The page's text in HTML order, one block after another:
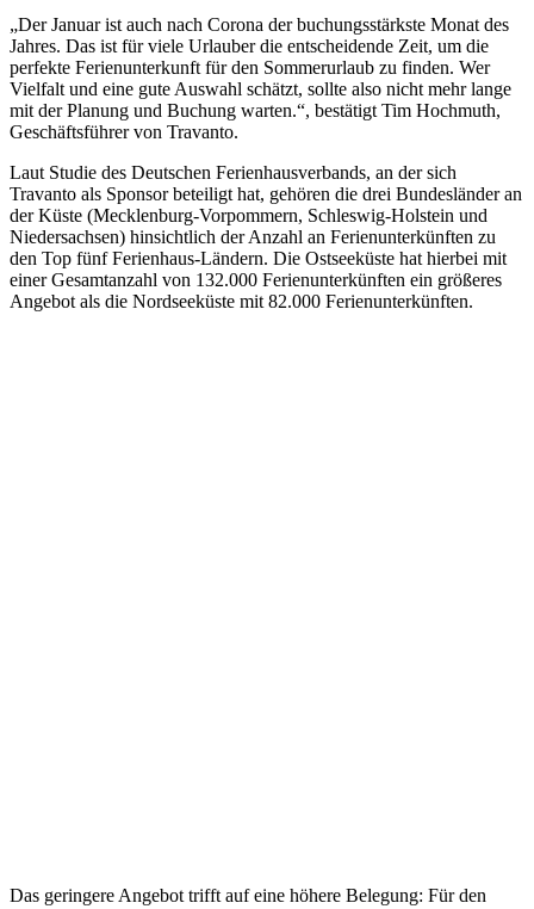
„Der Januar ist auch nach Corona der buchungsstärkste Monat des
Jahres. Das ist für viele Urlauber die entscheidende Zeit, um die
perfekte Ferienunterkunft für den Sommerurlaub zu finden. Wer
Vielfalt und eine gute Auswahl schätzt, sollte also nicht mehr lange
mit der Planung und Buchung warten.“, bestätigt Tim Hochmuth,
Geschäftsführer von Travanto.
Laut Studie des Deutschen Ferienhausverbands, an der sich
Travanto als Sponsor beteiligt hat, gehören die drei Bundesländer an
der Küste (Mecklenburg-Vorpommern, Schleswig-Holstein und
Niedersachsen) hinsichtlich der Anzahl an Ferienunterkünften zu
den Top fünf Ferienhaus-Ländern. Die Ostseeküste hat hierbei mit
einer Gesamtanzahl von 132.000 Ferienunterkünften ein größeres
Angebot als die Nordseeküste mit 82.000 Ferienunterkünften.
Das geringere Angebot trifft auf eine höhere Belegung: Für den